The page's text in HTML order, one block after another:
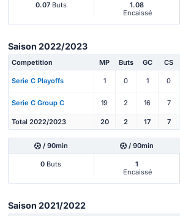
0.07Buts
1.08
Encaissé
Saison 2022/2023
Competition MP Buts GC CS
Serie C Playoffs 1 0 1 0
Serie C Group C 19 2 16 7
Total 2022/2023 20 2 17 7
/ 90min / 90min
0 Buts
1
Encaissé
Saison 2021/2022